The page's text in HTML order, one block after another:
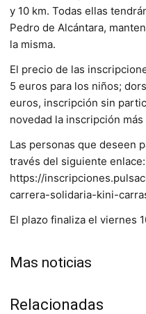
y 10 km. Todas ellas
Pedro de Alcántara,
la misma.
El precio de las
5 euros para los niños;
euros, inscripción sin
novedad la inscripción
Las personas que deseen
través del siguiente enlace:
https://
carrera-solidaria-kini-
El plazo finaliza el viernes
Mas noticias
Relacionadas